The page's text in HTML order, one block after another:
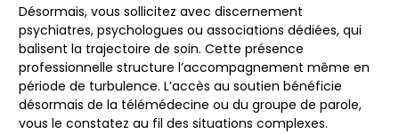
Désormais, vous sollicitez avec discernement
psychiatres, psychologues ou associations dédiées, qui
balisent la trajectoire de soin. Cette présence
professionnelle structure l’accompagnement même en
période de turbulence. L’accès au soutien bénéficie
désormais de la télémédecine ou du groupe de parole,
vous le constatez au fil des situations complexes.